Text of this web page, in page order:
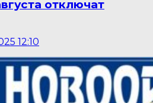
отключат
12:10